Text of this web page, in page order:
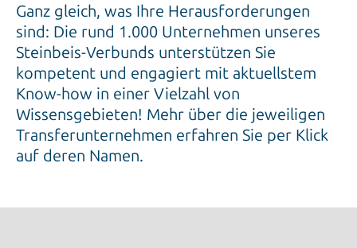
Ganz gleich, was Ihre Herausforderungen
sind: Die rund 1.000 Unternehmen unseres
Steinbeis-Verbunds unterstützen Sie
kompetent und engagiert mit aktuellstem
Know-how in einer Vielzahl von
Wissensgebieten! Mehr über die jeweiligen
Transferunternehmen erfahren Sie per Klick
auf deren Namen.